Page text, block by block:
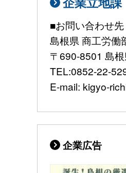
■お問い合わせ先
島根県 商工労働
〒690-8501 島
TEL:0852-22-
E-mail: kigyo-
企業広告